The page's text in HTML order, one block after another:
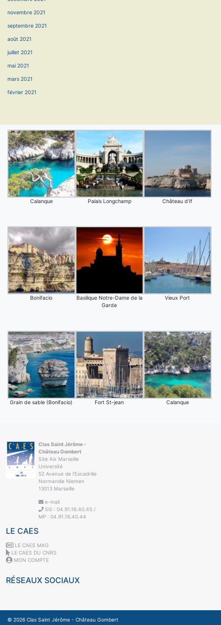
novembre 2021
septembre 2021
août 2021
juillet 2021
mai 2021
mars 2021
février 2021
Calanque Palais Longchamp Château d’If
Bonifacio
Basilique Notre-Dame de la
Garde
Vieux Port
Grain de sable (Bonifacio) Fort St-jean Calanque
Clas Saint Jérôme -
Château Gombert
Site Aix Marseille
Université
52 Avenue de l'Escadrille
Normandie Niemen
13013 Marseille
e-mail
SG : 04.91.16.40.45 /
MP : 04.91.16.40.44
LE CAES
LE CAES MAG
LE CAES DU CNRS
MON COMPTE
RÉSEAUX SOCIAUX
© 2026 Clas Saint Jérôme - Château Gombert